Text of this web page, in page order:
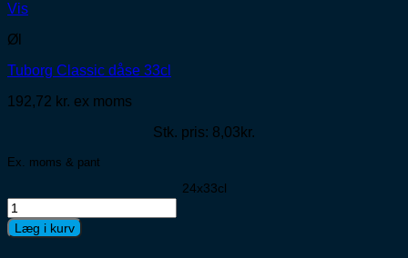
Vis
Øl
Tuborg Classic dåse 33cl
192,72 kr. ex moms
Stk. pris: 8,03kr.
Ex. moms & pant
24x33cl
Tuborg
Classic
dåse
Læg i kurv